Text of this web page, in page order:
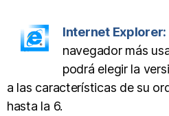
Internet Explorer:
navegador más
podrá elegir la
a las características de su
hasta la 6.